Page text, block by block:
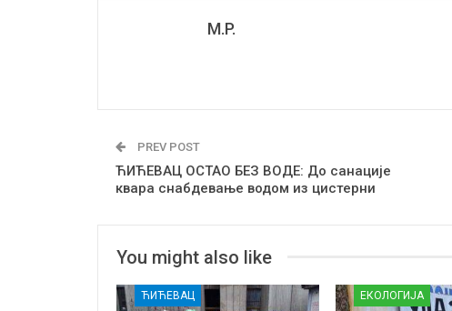
M.P.
PREV POST
ЋИЋЕВАЦ ОСТАО БЕЗ ВОДЕ: До санације
квара снабдевање водом из цистерни
You might also like
ЋИЋЕВАЦ ЕКОЛОГИЈА